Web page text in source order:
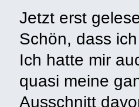
Jetzt erst
Schön, dass
Ich hatte mir
quasi meine
Ausschnitt